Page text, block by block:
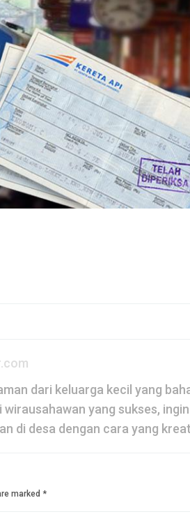
dari keluarga kecil yang
yang sukses, ingin
di desa dengan cara yang
marked *